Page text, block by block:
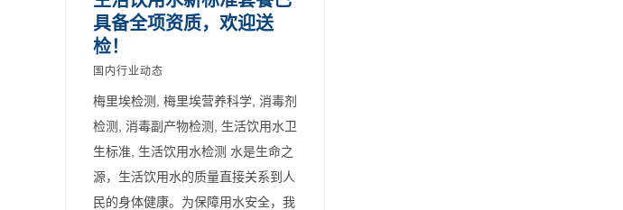
具备全项资质，欢迎送
检！
国内行业动态
梅里埃检测, 梅里埃营养科学, 消毒剂
检测, 消毒副产物检测, 生活饮用水卫
生标准, 生活饮用水检测 水是生命之
源，生活饮用水的质量直接关系到人
民的身体健康。为保障用水安全，我